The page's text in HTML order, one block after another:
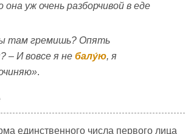
она уж очень разборчивой в еде
там гремишь? Опять
– И вовсе я небалу́ю, я
.
единственного числа первого лица